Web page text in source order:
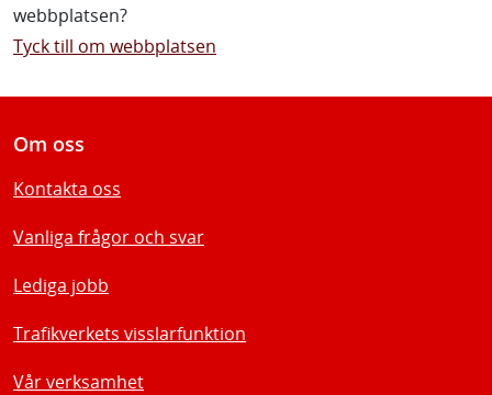
webbplatsen?
Tyck till om webbplatsen
Om oss
Kontakta oss
Vanliga frågor och svar
Lediga jobb
Trafikverkets visslarfunktion
Vår verksamhet